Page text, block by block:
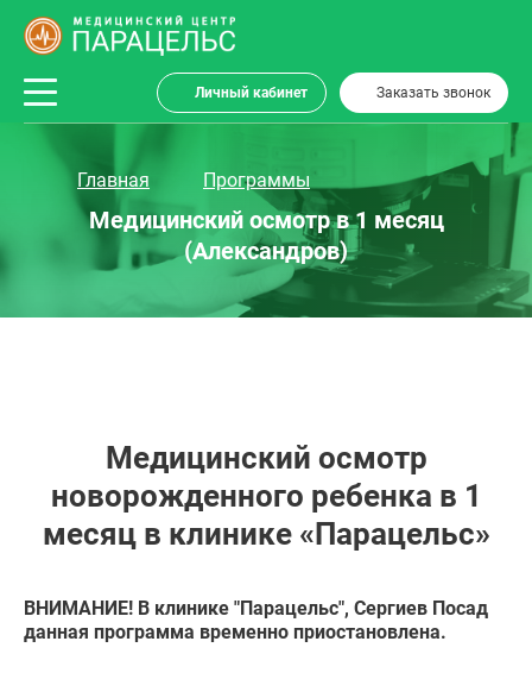
Личный кабинет Заказать звонок
Главная Программы
Медицинский осмотр в 1 месяц
(Александров)
Медицинский осмотр
новорожденного ребенка в 1
месяц в клинике «Парацельс»
ВНИМАНИЕ! В клинике "Парацельс", Сергиев Посад
данная программа временно приостановлена.